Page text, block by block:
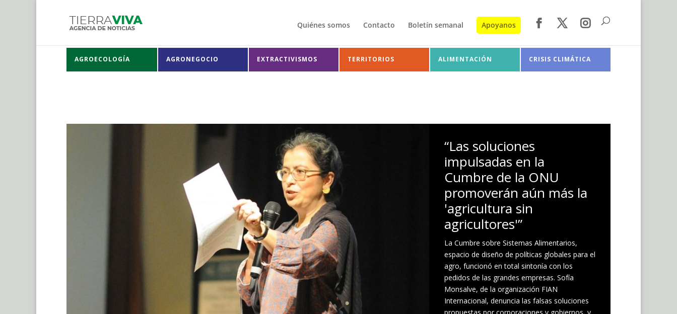
Quiénes somos Contacto Boletín semanal Apoyanos
AGROECOLOGÍA AGRONEGOCIO EXTRACTIVISMOS TERRITORIOS ALIMENTACIÓN CRISIS CLIMÁTICA
“Las soluciones
impulsadas en la
Cumbre de la ONU
promoverán aún más la
'agricultura sin
agricultores'”
La Cumbre sobre Sistemas Alimentarios,
espacio de diseño de políticas globales para el
agro, funcionó en total sintonía con los
pedidos de las grandes empresas. Sofía
Monsalve, de la organización FIAN
Internacional, denuncia las falsas soluciones